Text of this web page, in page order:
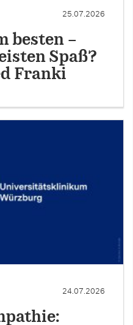
25.07.2026
besten –
Spaß?
Franki
24.07.2026